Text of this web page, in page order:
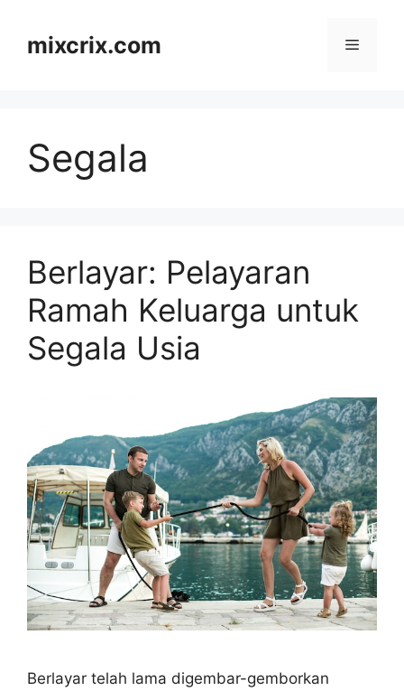
contentmixcrix.com Menu
Segala
Berlayar: Pelayaran
Ramah Keluarga untuk
Segala Usia
Berlayar telah lama digembar-gemborkan